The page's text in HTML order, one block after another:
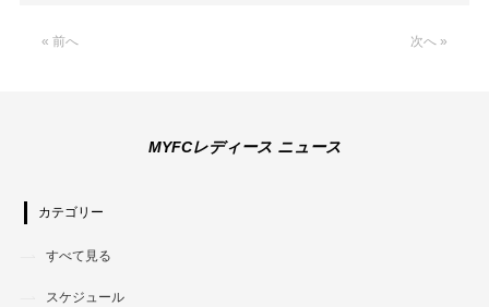
« 前へ 次へ »
MYFCレディース ニュース
カテゴリー
すべて見る
スケジュール